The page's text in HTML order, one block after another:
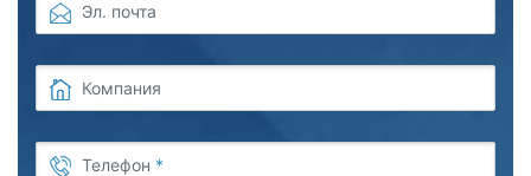
Эл. почта
Компания
Телефон *